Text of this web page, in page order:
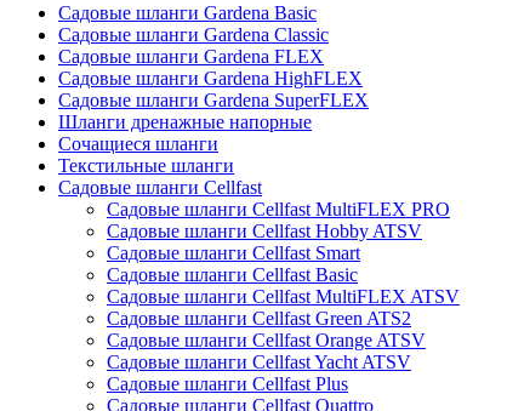
Садовые шланги Gardena Basic
Садовые шланги Gardena Classic
Садовые шланги Gardena FLEX
Садовые шланги Gardena HighFLEX
Садовые шланги Gardena SuperFLEX
Шланги дренажные напорные
Сочащиеся шланги
Текстильные шланги
Садовые шланги Cellfast
Садовые шланги Cellfast MultiFLEX PRO
Садовые шланги Cellfast Hobby ATSV
Садовые шланги Cellfast Smart
Садовые шланги Cellfast Basic
Садовые шланги Cellfast MultiFLEX ATSV
Садовые шланги Cellfast Green ATS2
Садовые шланги Cellfast Orange ATSV
Садовые шланги Cellfast Yacht ATSV
Садовые шланги Cellfast Plus
Садовые шланги Cellfast Quattro